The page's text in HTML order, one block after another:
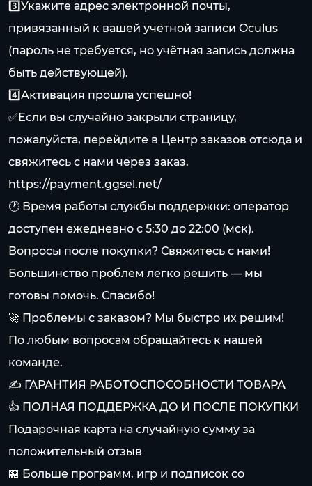
3️⃣Укажите адрес электронной почты,
привязанный к вашей учётной записи Oculus
(пароль не требуется, но учётная запись должна
быть действующей).
4️⃣Активация прошла успешно!
✅Если вы случайно закрыли страницу,
пожалуйста, перейдите в Центр заказов отсюда и
свяжитесь с нами через заказ.
https://payment.ggsel.net/
🕐 Время работы службы поддержки: оператор
доступен ежедневно с 5:30 до 22:00 (мск).
Вопросы после покупки? Свяжитесь с нами!
Большинство проблем легко решить — мы
готовы помочь. Спасибо!
🚀 Проблемы с заказом? Мы быстро их решим!
По любым вопросам обращайтесь к нашей
команде.
✍️ ГАРАНТИЯ РАБОТОСПОСОБНОСТИ ТОВАРА
👍 ПОЛНАЯ ПОДДЕРЖКА ДО И ПОСЛЕ ПОКУПКИ
Подарочная карта на случайную сумму за
положительный отзыв
🏪 Больше программ, игр и подписок со